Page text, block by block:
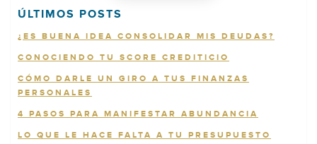
ÚLTIMOS POSTS
¿ES BUENA IDEA CONSOLIDAR MIS DEUDAS?
CONOCIENDO TU SCORE CREDITICIO
CÓMO DARLE UN GIRO A TUS FINANZAS
PERSONALES
4 PASOS PARA MANIFESTAR ABUNDANCIA
LO QUE LE HACE FALTA A TU PRESUPUESTO